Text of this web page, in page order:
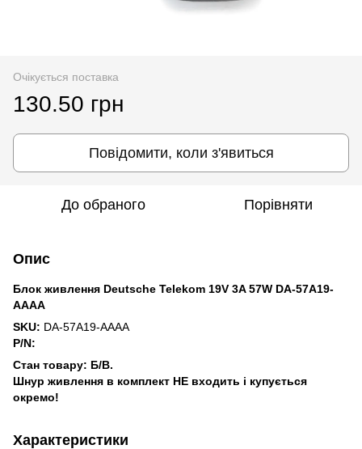
Очікується поставка
130.50 грн
Повідомити, коли з'явиться
До обраного Порівняти
Опис
Блок живлення Deutsche Telekom 19V 3A 57W DA-57A19-
AAAA
SKU: DA-57A19-AAAA
P/N:
Стан товару: Б/В.
Шнур живлення в комплект НЕ входить і купується
окремо!
Характеристики